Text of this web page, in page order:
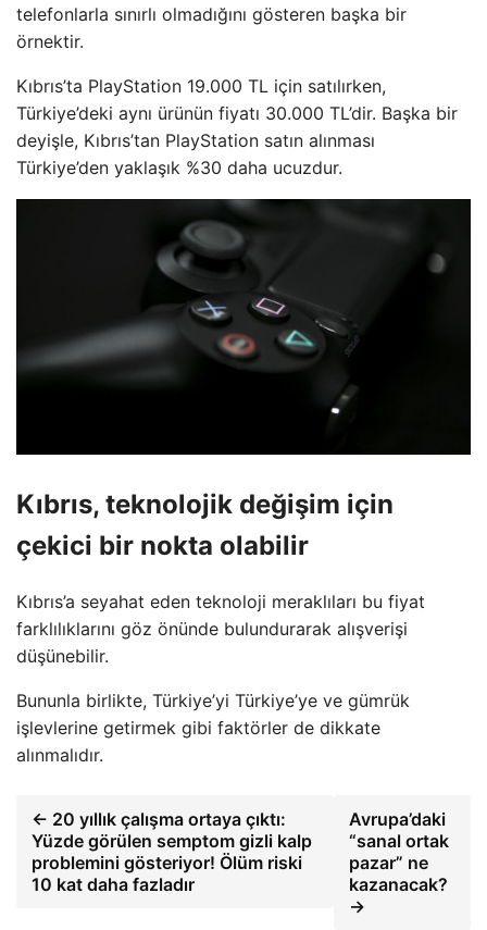
telefonlarla sınırlı olmadığını gösteren başka bir
örnektir.
Kıbrıs’ta PlayStation 19.000 TL için satılırken,
Türkiye’deki aynı ürünün fiyatı 30.000 TL’dir. Başka bir
deyişle, Kıbrıs’tan PlayStation satın alınması
Türkiye’den yaklaşık %30 daha ucuzdur.
Kıbrıs, teknolojik değişim için
çekici bir nokta olabilir
Kıbrıs’a seyahat eden teknoloji meraklıları bu fiyat
farklılıklarını göz önünde bulundurarak alışverişi
düşünebilir.
Bununla birlikte, Türkiye’yi Türkiye’ye ve gümrük
işlevlerine getirmek gibi faktörler de dikkate
alınmalıdır.
← 20 yıllık çalışma ortaya çıktı:
Yüzde görülen semptom gizli kalp
problemini gösteriyor! Ölüm riski
10 kat daha fazladır
Avrupa’daki
“sanal ortak
pazar” ne
kazanacak?
→